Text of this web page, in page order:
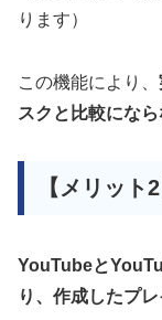
ります）
この機能により、
スクと比較にな
【メリット
YouTubeと
り、作成したプ